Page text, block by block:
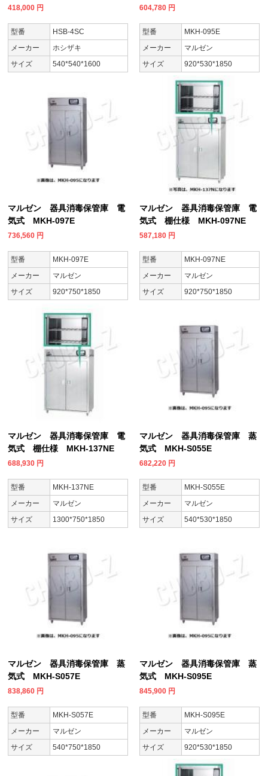
418,000 円
型番
HSB-4SC
メーカー
ホシザキ
サイズ
540*540*1600
604,780 円
型番
MKH-095E
メーカー
マルゼン
サイズ
920*530*1850
マルゼン 器具消毒保管庫 電
気式 MKH-097E
736,560 円
型番
MKH-097E
メーカー
マルゼン
サイズ
920*750*1850
マルゼン 器具消毒保管庫 電
気式 棚仕様 MKH-097NE
587,180 円
型番
MKH-097NE
メーカー
マルゼン
サイズ
920*750*1850
マルゼン 器具消毒保管庫 電
気式 棚仕様 MKH-137NE
688,930 円
型番
MKH-137NE
メーカー
マルゼン
サイズ
1300*750*1850
マルゼン 器具消毒保管庫 蒸
気式 MKH-S055E
682,220 円
型番
MKH-S055E
メーカー
マルゼン
サイズ
540*530*1850
マルゼン 器具消毒保管庫 蒸
気式 MKH-S057E
838,860 円
型番
MKH-S057E
メーカー
マルゼン
サイズ
540*750*1850
マルゼン 器具消毒保管庫 蒸
気式 MKH-S095E
845,900 円
型番
MKH-S095E
メーカー
マルゼン
サイズ
920*530*1850